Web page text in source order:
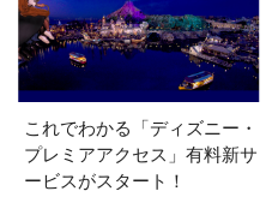
これでわかる「ディズニー・
プレミアアクセス」有料新サ
ービスがスタート！